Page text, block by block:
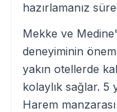
hazırlamanız
Mekke ve
deneyiminin
yakın otellerde
kolaylık sağlar. 5
Harem